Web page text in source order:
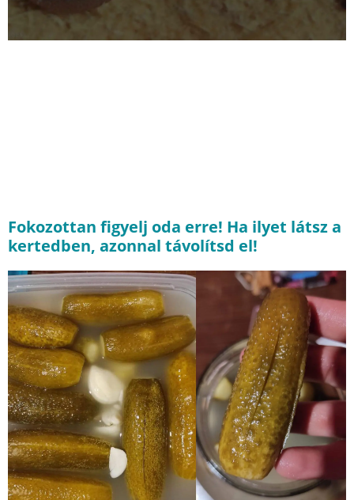
Fokozottan figyelj oda erre! Ha ilyet látsz a
kertedben, azonnal távolítsd el!